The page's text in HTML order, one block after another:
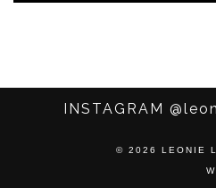
INSTAGRAM
© 2026 LEONIE